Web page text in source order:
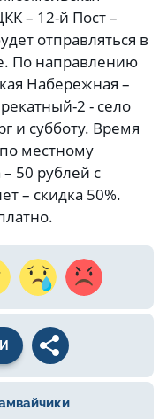
– 12-й Пост –
отправляться в
По направлению
Набережная –
2 - село
и субботу. Время
местному
50 рублей с
– скидка 50%.